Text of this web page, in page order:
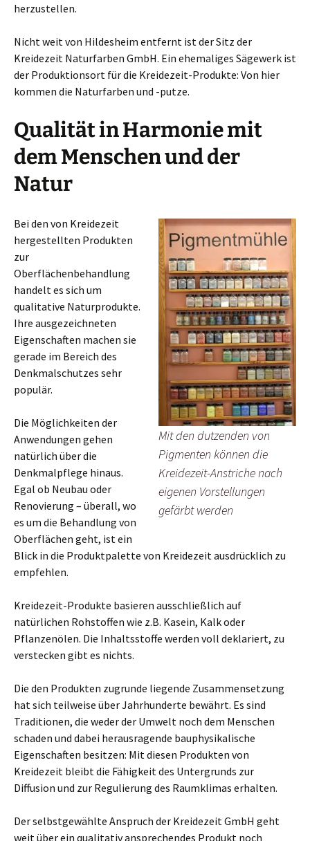
herzustellen.
Nicht weit von Hildesheim entfernt ist der Sitz der
Kreidezeit Naturfarben GmbH. Ein ehemaliges Sägewerk ist
der Produktionsort für die Kreidezeit-Produkte: Von hier
kommen die Naturfarben und -putze.
Qualität in Harmonie mit
dem Menschen und der
Natur
Mit den dutzenden von
Pigmenten können die
Kreidezeit-Anstriche nach
eigenen Vorstellungen
gefärbt werden
Bei den von Kreidezeit
hergestellten Produkten
zur
Oberflächenbehandlung
handelt es sich um
qualitative Naturprodukte.
Ihre ausgezeichneten
Eigenschaften machen sie
gerade im Bereich des
Denkmalschutzes sehr
populär.
Die Möglichkeiten der
Anwendungen gehen
natürlich über die
Denkmalpflege hinaus.
Egal ob Neubau oder
Renovierung – überall, wo
es um die Behandlung von
Oberflächen geht, ist ein
Blick in die Produktpalette von Kreidezeit ausdrücklich zu
empfehlen.
Kreidezeit-Produkte basieren ausschließlich auf
natürlichen Rohstoffen wie z.B. Kasein, Kalk oder
Pflanzenölen. Die Inhaltsstoffe werden voll deklariert, zu
verstecken gibt es nichts.
Die den Produkten zugrunde liegende Zusammensetzung
hat sich teilweise über Jahrhunderte bewährt. Es sind
Traditionen, die weder der Umwelt noch dem Menschen
schaden und dabei herausragende bauphysikalische
Eigenschaften besitzen: Mit diesen Produkten von
Kreidezeit bleibt die Fähigkeit des Untergrunds zur
Diffusion und zur Regulierung des Raumklimas erhalten.
Der selbstgewählte Anspruch der Kreidezeit GmbH geht
weit über ein qualitativ ansprechendes Produkt noch